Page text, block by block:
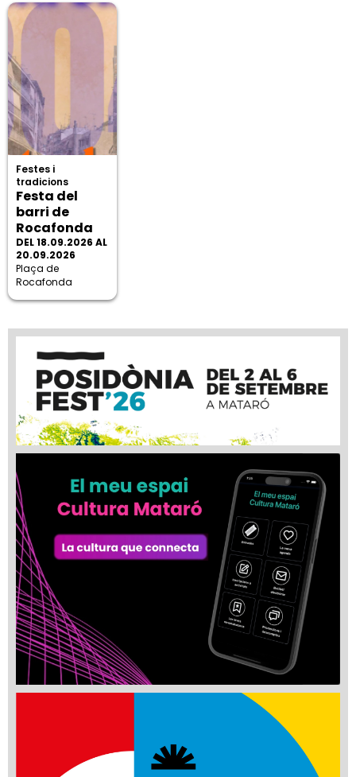
Festes i
tradicions
Festa del
barri de
Rocafonda
DEL 18.09.2026 AL
20.09.2026
Plaça de
Rocafonda